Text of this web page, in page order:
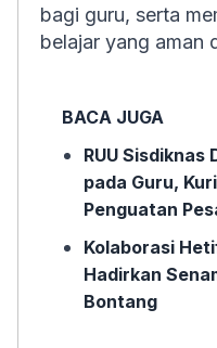
bagi guru, serta
belajar yang aman
BACA JUGA
RUU Sisdiknas
pada Guru,
Penguatan
Kolaborasi
Hadirkan
Bontang